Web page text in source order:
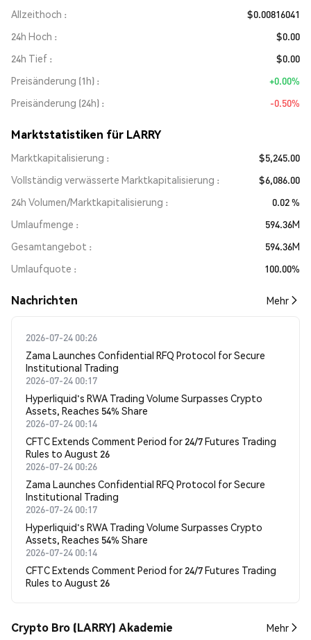
Allzeithoch
$0.00816041
24h Hoch
$0.00
24h Tief
$0.00
Preisänderung (1h)
+0.00%
Preisänderung (24h)
-0.50%
Marktstatistiken für LARRY
Marktkapitalisierung
$5,245.00
Vollständig verwässerte Marktkapitalisierung
$6,086.00
24h Volumen/Marktkapitalisierung
0.02 %
Umlaufmenge
594.36M
Gesamtangebot
594.36M
Umlaufquote
100.00%
Nachrichten Mehr
2026-07-24 00:26
Zama Launches Confidential RFQ Protocol for Secure
Institutional Trading
2026-07-24 00:17
Hyperliquid's RWA Trading Volume Surpasses Crypto
Assets, Reaches 54% Share
2026-07-24 00:14
CFTC Extends Comment Period for 24/7 Futures Trading
Rules to August 26
2026-07-24 00:26
Zama Launches Confidential RFQ Protocol for Secure
Institutional Trading
2026-07-24 00:17
Hyperliquid's RWA Trading Volume Surpasses Crypto
Assets, Reaches 54% Share
2026-07-24 00:14
CFTC Extends Comment Period for 24/7 Futures Trading
Rules to August 26
Crypto Bro (LARRY) Akademie Mehr